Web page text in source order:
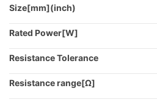
Size[mm](inch)
Rated Power[W]
Resistance Tolerance
Resistance range[Ω]